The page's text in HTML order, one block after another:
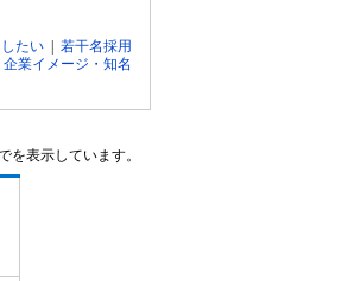
たい
若干名採用
企業イメージ・知名
を表示しています。